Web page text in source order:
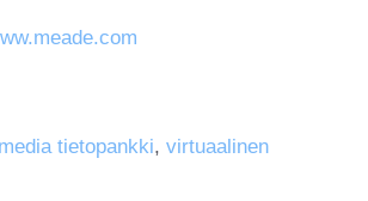
tietopankki,virtuaalinen